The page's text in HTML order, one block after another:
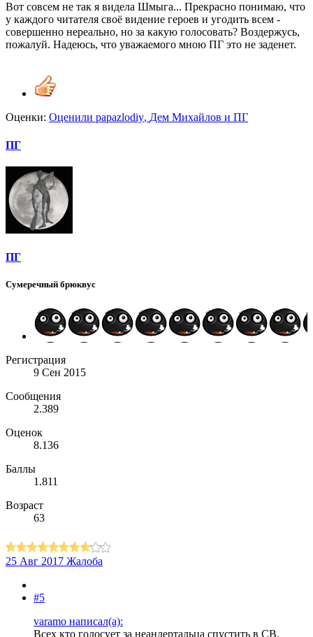
Вот совсем не так я видела Шмыга... Прекрасно понимаю, что
у каждого читателя своё видение героев и угодить всем -
совершенно нереально, но за какую голосовать? Воздержусь,
пожалуй. Надеюсь, что уважаемого мною ПГ это не заденет.
Оценки: Оценили papazlodiy, Дем Михайлов и ПГ
ПГ
ПГ
Сумеречный брюквус
Регистрация
9 Сен 2015
Сообщения
2.389
Оценок
8.136
Баллы
1.811
Возраст
63
25 Авг 2017 Жалоба
#5
varamo написал(а):
Всех кто голосует за неандертальца спустить в СВ,